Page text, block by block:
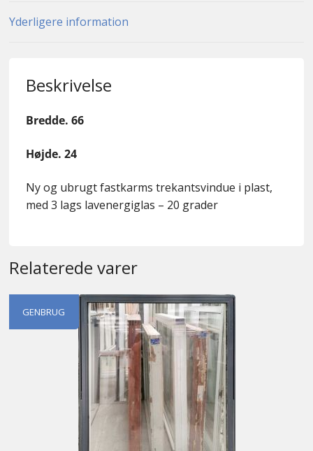
Yderligere information
Beskrivelse
Bredde. 66
Højde. 24
Ny og ubrugt fastkarms trekantsvindue i plast,
med 3 lags lavenergiglas – 20 grader
Relaterede varer
GENBRUG